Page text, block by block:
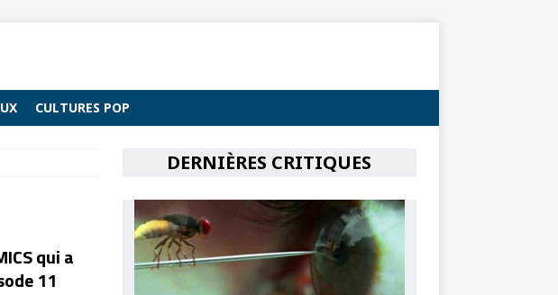
CULTURES POP
qui a
11
DERNIÈRES CRITIQUES